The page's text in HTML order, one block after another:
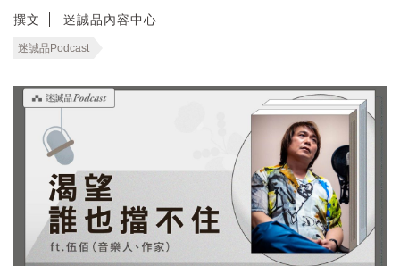
撰文 迷誠品內容中心
迷誠品Podcast